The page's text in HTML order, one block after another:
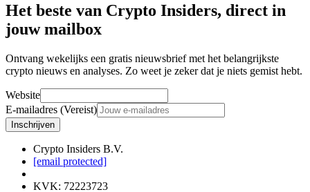
Het beste van Crypto Insiders, direct in
jouw mailbox
Ontvang wekelijks een gratis nieuwsbrief met het belangrijkste
crypto nieuws en analyses. Zo weet je zeker dat je niets gemist hebt.
Website
E-mailadres (Vereist)
Inschrijven
Crypto Insiders B.V.
[email protected]
KVK: 72223723